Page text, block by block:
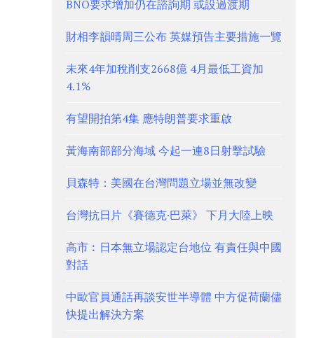
BNO要求增加仍在諮詢期 或設過渡期
財相李韻晴周三公布 英媒預告主要措施一覽
未來4年加稅削支2668億 4月最低工資加
4.1%
有望開拍第4集 應特朗普要求重啟
黃海南部部分海域 今起一連8日射擊試驗
貝森特：美國在台灣問題立場並無改變
台灣抗日片《賽德克·巴萊》 下月大陸上映
高市︰日本無立場認定台地位 有責任與中國
對話
中歐官員通話再談安世半導體 中方促荷蘭儘
快提出解決方案